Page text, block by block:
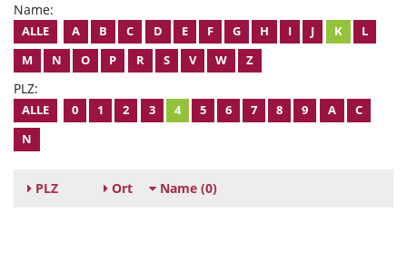
Name:
ALLE A B C D E F G H I J K
L
M
N O P R S V W Z
PLZ:
ALLE 0 1 2 3 4 5 6 7 8 9 A
C
N
PLZ Ort Name (0)